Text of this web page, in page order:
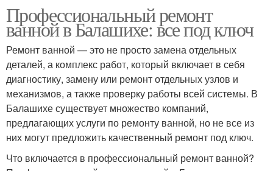
Профессиональный ремонт
ванной в Балашихе: все под ключ
Ремонт ванной — это не просто замена отдельных
деталей, а комплекс работ, который включает в себя
диагностику, замену или ремонт отдельных узлов и
механизмов, а также проверку работы всей системы. В
Балашихе существует множество компаний,
предлагающих услуги по ремонту ванной, но не все из
них могут предложить качественный ремонт под ключ.
Что включается в профессиональный ремонт ванной?